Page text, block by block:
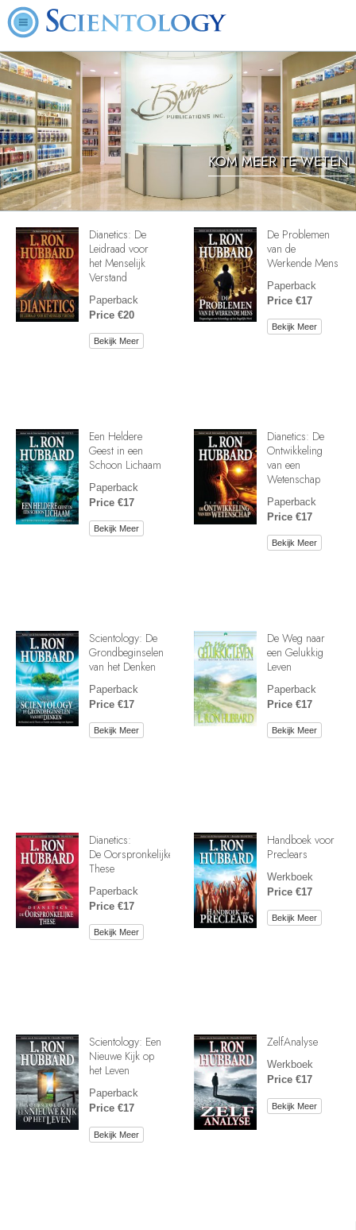
KOM MEER TE WETEN
Dianetics: De
Leidraad voor
het Menselijk
Verstand
Paperback
Price €20
Bekijk Meer
De Problemen
van de
Werkende Mens
Paperback
Price €17
Bekijk Meer
Een Heldere
Geest in een
Schoon Lichaam
Paperback
Price €17
Bekijk Meer
Dianetics: De
Ontwikkeling
van een
Wetenschap
Paperback
Price €17
Bekijk Meer
Scientology: De
Grondbeginselen
van het Denken
Paperback
Price €17
Bekijk Meer
De Weg naar
een Gelukkig
Leven
Paperback
Price €17
Bekijk Meer
Dianetics:
De Oorspronkelijke
These
Paperback
Price €17
Bekijk Meer
Handboek voor
Preclears
Werkboek
Price €17
Bekijk Meer
Scientology: Een
Nieuwe Kijk op
het Leven
Paperback
Price €17
Bekijk Meer
ZelfAnalyse
Werkboek
Price €17
Bekijk Meer